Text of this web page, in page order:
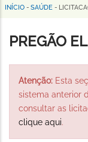
Horizonte
Trilha
de
INÍCIO - SAÚDE -
PREGÃO
Atenção: Esta
sistema anterior
consultar as
clique aqui.